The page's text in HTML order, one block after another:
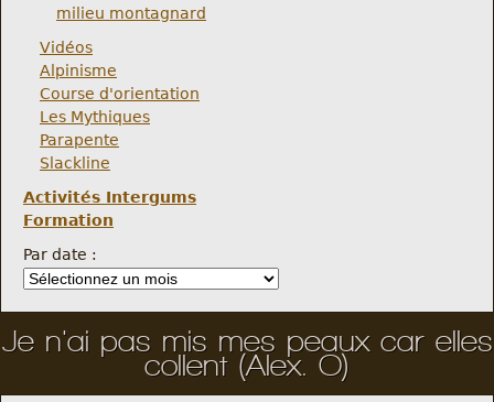
milieu montagnard
Vidéos
Alpinisme
Course d'orientation
Les Mythiques
Parapente
Slackline
Activités Intergums
Formation
Par date :
Je n'ai pas mis mes peaux car elles
collent (Alex. O)